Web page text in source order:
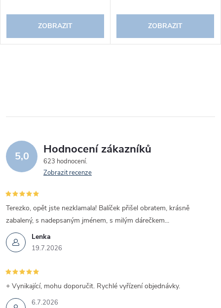
ZOBRAZIT ZOBRAZIT
5,0 Hodnocení zákazníků
623 hodnocení
Zobrazit recenze
Lenka
19.7.2026
Terezko, opět jste nezklamala! Balíček přišel obratem, krásně
zabalený, s nadepsaným jménem, s milým dárečkem...
6.7.2026
+ Vynikající, mohu doporučit. Rychlé vyřízení objednávky.